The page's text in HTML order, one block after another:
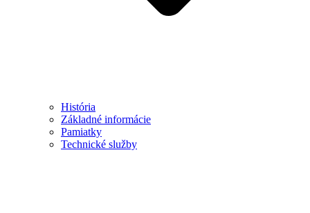
História
Základné informácie
Pamiatky
Technické služby